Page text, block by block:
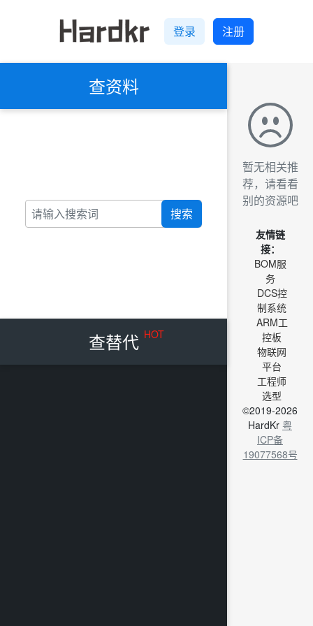
登录 注册
查资料
搜索
查替代 HOT
暂无相关推
荐，请看看
别的资源吧
友情链
接：
BOM服
务
DCS控
制系统
ARM工
控板
物联网
平台
工程师
选型
©2019-2026
HardKr 粤
ICP备
19077568号